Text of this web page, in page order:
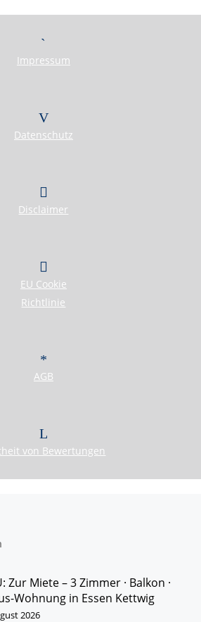
Impressum
Datenschutz
Disclaimer
EU Cookie
Richtlinie
AGB
von Bewertungen
Zur Miete – 3 Zimmer · Balkon ·
Wohnung in Essen Kettwig
2026